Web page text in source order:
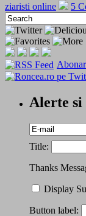
ziaristi online
5
Alerte
Title:
Thanks
Display
Button label: